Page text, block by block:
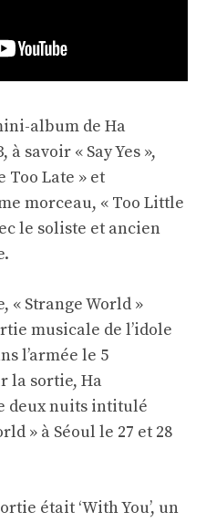
album de Ha
savoir « Say Yes »,
Too Late » et
morceau, « Too Little
le soliste et ancien
« Strange World »
musicale de l’idole
l’armée le 5
la sortie, Ha
deux nuits intitulé
» à Séoul le 27 et 28
était ‘With You’, un